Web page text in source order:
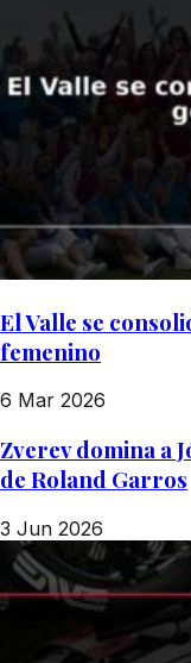
El Valle se
femenino
6 Mar 2026
Zverev domina a
de Roland Garros
3 Jun 2026